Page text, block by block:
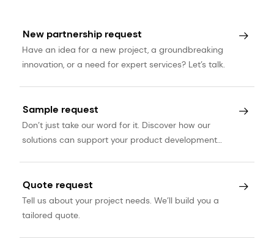
New partnership request
Have an idea for a new project, a groundbreaking
innovation, or a need for expert services? Let’s talk.
Sample request
Don’t just take our word for it. Discover how our
solutions can support your product development
Quote request
Tell us about your project needs. We’ll build you a
tailored quote.